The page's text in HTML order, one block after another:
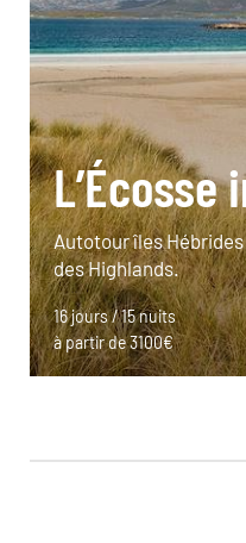
Autotour îles
des Highlands.
16 jours / 15 nuits
à partir de 3100€